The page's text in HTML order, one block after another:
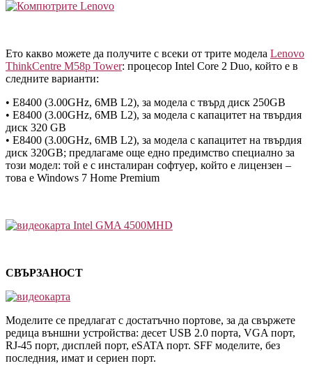
Ето какво можете да получите с всеки от трите модела Lenovo
ThinkCentre M58p Tower: процесор Intel Core 2 Duo, който е в
следните варианти:
• E8400 (3.00GHz, 6MB L2), за модела с твърд диск 250GB
• E8400 (3.00GHz, 6MB L2), за модела с капацитет на твърдия
диск 320 GB
• E8400 (3.00GHz, 6MB L2), за модела с капацитет на твърдия
диск 320GB; предлагаме още едно предимство специално за
този модел: той е с инсталиран софтуер, който е лицензен –
това е Windows 7 Home Premium
СВЪРЗАНОСТ
Моделите се предлагат с достатъчно портове, за да свържете
редица външни устройства: десет USB 2.0 порта, VGA порт,
RJ-45 порт, дисплей порт, eSATA порт. SFF моделите, без
последния, имат и сериен порт.